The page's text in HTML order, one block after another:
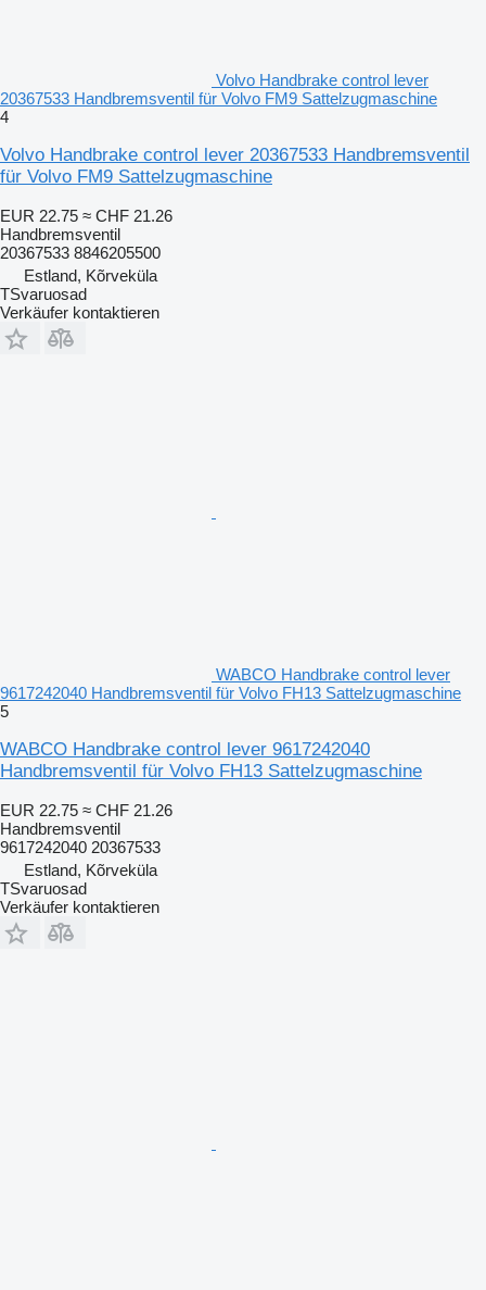
Volvo Handbrake control lever
20367533 Handbremsventil für Volvo FM9 Sattelzugmaschine
4
Volvo Handbrake control lever 20367533 Handbremsventil
für Volvo FM9 Sattelzugmaschine
EUR 22.75 ≈ CHF 21.26
Handbremsventil
20367533 8846205500
Estland, Kõrveküla
TSvaruosad
Verkäufer kontaktieren
WABCO Handbrake control lever
9617242040 Handbremsventil für Volvo FH13 Sattelzugmaschine
5
WABCO Handbrake control lever 9617242040
Handbremsventil für Volvo FH13 Sattelzugmaschine
EUR 22.75 ≈ CHF 21.26
Handbremsventil
9617242040 20367533
Estland, Kõrveküla
TSvaruosad
Verkäufer kontaktieren